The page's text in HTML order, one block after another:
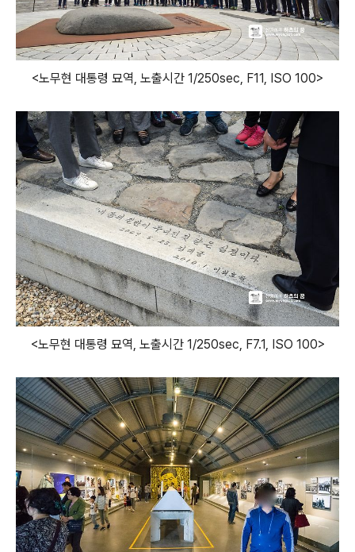
<노무현 대통령 묘역, 노출시간 1/250sec, F11, ISO 100>
<노무현 대통령 묘역, 노출시간 1/250sec, F7.1, ISO 100>